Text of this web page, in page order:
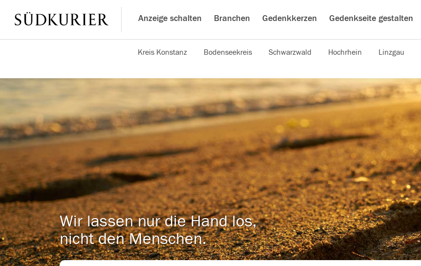
Anzeige schalten Branchen Gedenkkerzen Gedenkseite gestalten
Kreis Konstanz Bodenseekreis Schwarzwald Hochrhein Linzgau
Wir lassen nur die Hand los,
nicht den Menschen.